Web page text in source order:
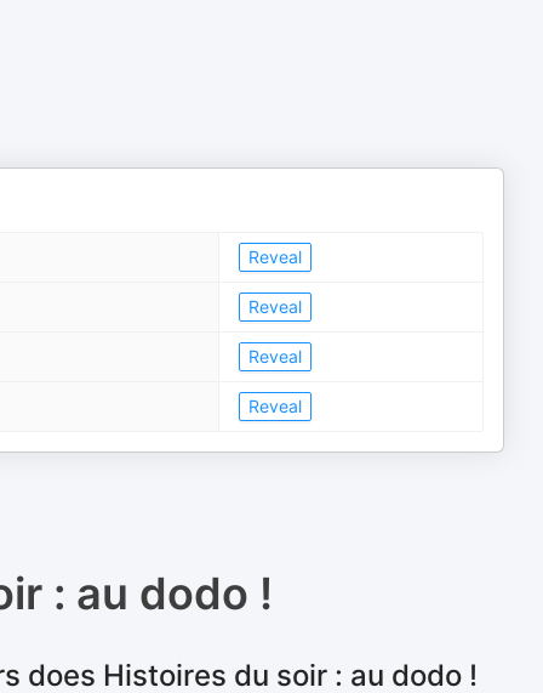
Reveal
Reveal
Reveal
Reveal
: au dodo !
does Histoires du soir : au dodo !